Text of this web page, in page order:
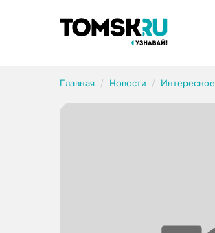
Главная Новости Интересное
Рубрики